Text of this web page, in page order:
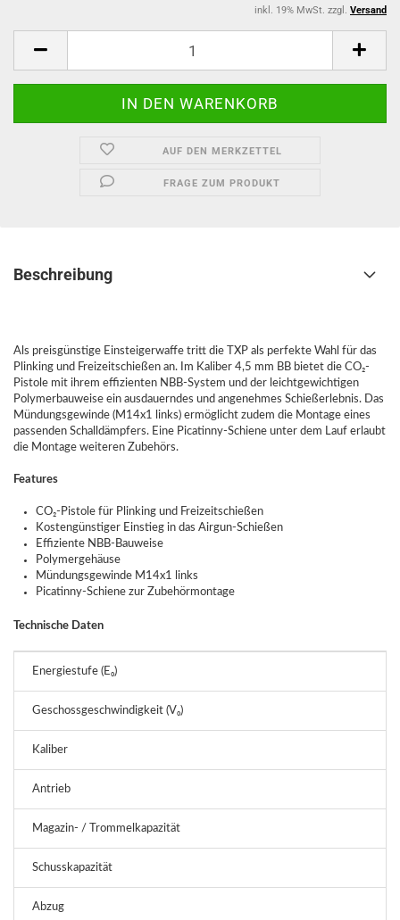
inkl. 19% MwSt. zzgl. Versand
AUF DEN MERKZETTEL
FRAGE ZUM PRODUKT
Beschreibung
Als preisgünstige Einsteigerwaffe tritt die TXP als perfekte Wahl für das
Plinking und Freizeitschießen an. Im Kaliber 4,5 mm BB bietet die CO₂-
Pistole mit ihrem effizienten NBB-System und der leichtgewichtigen
Polymerbauweise ein ausdauerndes und angenehmes Schießerlebnis. Das
Mündungsgewinde (M14x1 links) ermöglicht zudem die Montage eines
passenden Schalldämpfers. Eine Picatinny-Schiene unter dem Lauf erlaubt
die Montage weiteren Zubehörs.
Features
CO₂-Pistole für Plinking und Freizeitschießen
Kostengünstiger Einstieg in das Airgun-Schießen
Effiziente NBB-Bauweise
Polymergehäuse
Mündungsgewinde M14x1 links
Picatinny-Schiene zur Zubehörmontage
Technische Daten
Energiestufe (E₀)
Geschossgeschwindigkeit (V₀)
Kaliber
Antrieb
Magazin- / Trommelkapazität
Schusskapazität
Abzug